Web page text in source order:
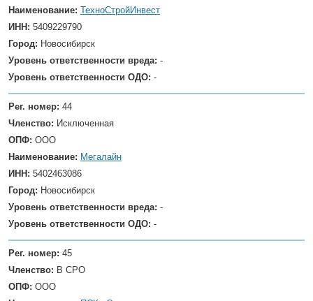
Наименование: ТехноСтройИнвест
ИНН: 5409229790
Город: Новосибирск
Уровень ответственности вреда: -
Уровень ответственности ОДО: -
Рег. номер: 44
Членство: Исключенная
ОПФ: ООО
Наименование: Мегалайн
ИНН: 5402463086
Город: Новосибирск
Уровень ответственности вреда: -
Уровень ответственности ОДО: -
Рег. номер: 45
Членство: В СРО
ОПФ: ООО